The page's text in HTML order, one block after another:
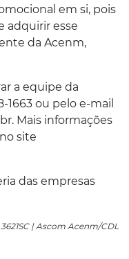
em si, pois
adquirir esse
da Acenm,
a equipe da
1663 ou pelo e-mail
Mais informações
site
das empresas
| Ascom Acenm/CDL